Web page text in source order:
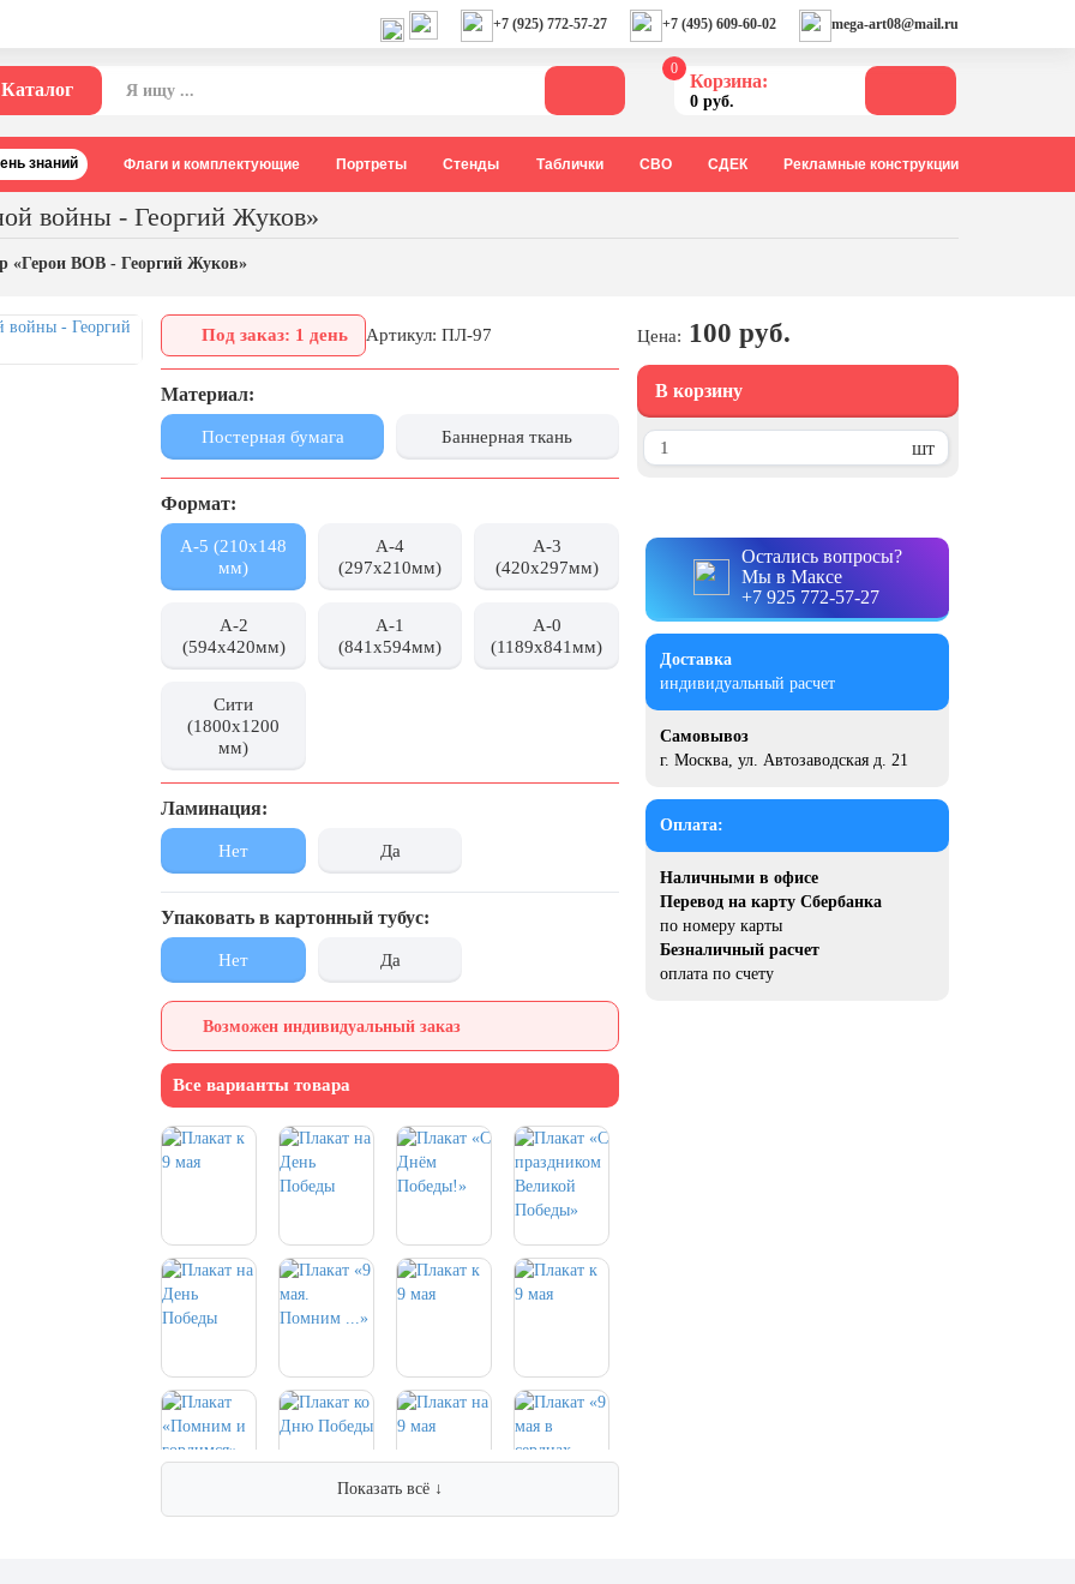
+7 (925) 772-57-27 +7 (495) 609-60-02 mega-art08@mail.ru
Каталог
0
Корзина:
0 руб.
знаний Флаги и комплектующие Портреты Стенды Таблички СВО СДЕК Рекламные конструкции
войны - Георгий Жуков»
«Герои ВОВ - Георгий Жуков»
Под заказ: 1 день Артикул: ПЛ-97
Материал:
Постерная бумага Баннерная ткань
Формат:
А-5 (210х148
мм)
А-4
(297x210мм)
А-3
(420x297мм)
А-2
(594x420мм)
А-1
(841x594мм)
А-0
(1189x841мм)
Сити
(1800x1200
мм)
Ламинация:
Нет Да
Упаковать в картонный тубус:
Нет Да
Возможен индивидуальный заказ
Все варианты товара
Показать всё ↓
Цена: 100 руб.
В корзину
шт
Остались вопросы?
Мы в Максе
+7 925 772-57-27
Доставка
индивидуальный расчет
Самовывоз
г. Москва, ул. Автозаводская д. 21
Оплата:
Наличными в офисе
Перевод на карту Сбербанка
по номеру карты
Безналичный расчет
оплата по счету